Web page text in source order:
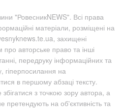
"РовесникNEWS". Всі права
матеріали, розміщені на
захищені
про авторське право та інші
передруку інформаційних та
гіперпосилання на
в першому абзаці тексту.
з точкою зору автора, а
претендують на об'єктивність та